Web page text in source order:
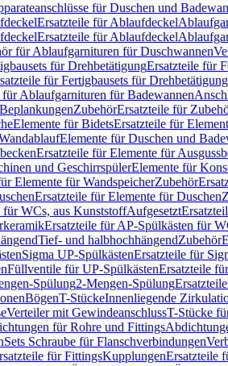
für Duschen und
Ersatzteile für Ablaufdeckel
Ersatzteile für Ablaufdeckel
für Ablaufgarnituren für Duschwannen
für DrehbetätigungErsatzteile für
für Fertigbausets für
Ablaufgarnituren für Badewannen
BeplankungenZubehörErsatzteile für
Elemente für BidetsErsatzteile für
Elemente für Duschen und
Ersatzteile für Elemente für
und GeschirrspülerElemente für
Elemente für WandspeicherZubehör
Ersatzteile für Elemente für Duschen
WCs, aus KunststoffAufgesetzt
Ersatzteile für AP-Spülkästen für
Tief- und halbhochhängendZubehör
Sigma UP-SpülkästenErsatzteile für
Füllventile für UP-SpülkästenErsatzteile
Spülung2-Mengen-Spülung
BögenT-StückeInnenliegende
Verteiler mit GewindeanschlussT-Stücke
für Rohre und Fittings
Sets Schraube für Flanschverbindungen
für FittingsKupplungenErsatzteile